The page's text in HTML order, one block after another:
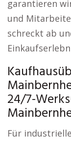
garantieren
und
schreckt ab
24/7-
Für